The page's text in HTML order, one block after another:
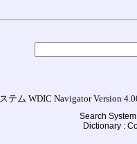
テム WDIC Navigator Version
Search
Dictionary :